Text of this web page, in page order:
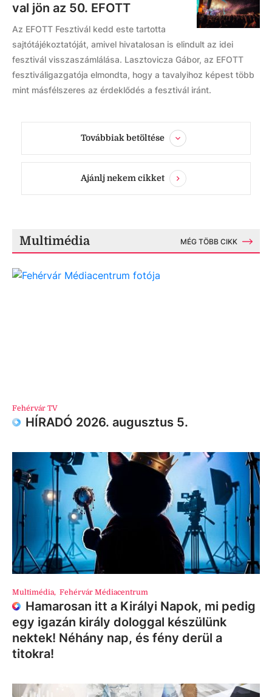
val jön az 50. EFOTT
Az EFOTT Fesztivál kedd este tartotta
sajtótájékoztatóját, amivel hivatalosan is elindult az idei
fesztivál visszaszámlálása. Lasztovicza Gábor, az EFOTT
fesztiváligazgatója elmondta, hogy a tavalyihoz képest több
mint másfélszeres az érdeklődés a fesztivál iránt.
Továbbiak betöltése
Ajánlj nekem cikket
Multimédia MÉG TÖBB CIKK
Fehérvár TV
HÍRADÓ 2026. augusztus 5.
Multimédia, Fehérvár Médiacentrum
Hamarosan itt a Királyi Napok, mi pedig
egy igazán király dologgal készülünk
nektek! Néhány nap, és fény derül a
titokra!